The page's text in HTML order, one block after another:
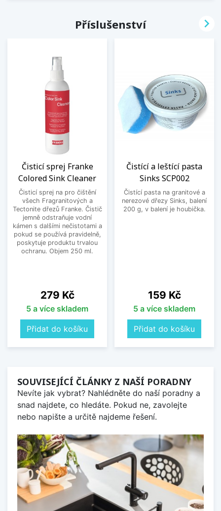
Příslušenství
Čisticí sprej Franke
Colored Sink Cleaner
Čisticí sprej na pro čištění
všech Fragranitových a
Tectonite dřezů Franke. Čistič
jemně odstraňuje vodní
kámen s dalšími nečistotami a
pokud se používá pravidelně,
poskytuje produktu trvalou
ochranu. Objem 250 ml.
Cena
279 Kč
5 a více skladem
Přidat do košíku
Čistící a leštící pasta
Sinks SCP002
Čistící pasta na granitové a
nerezové dřezy Sinks, balení
200 g, v balení je houbička.
Cena
159 Kč
5 a více skladem
Přidat do košíku

SOUVISEJÍCÍ ČLÁNKY Z NAŠÍ PORADNY
Nevíte jak vybrat? Nahlédněte do naší poradny a
snad najdete, co hledáte. Pokud ne, zavolejte
nebo napište a určitě najdeme řešení.